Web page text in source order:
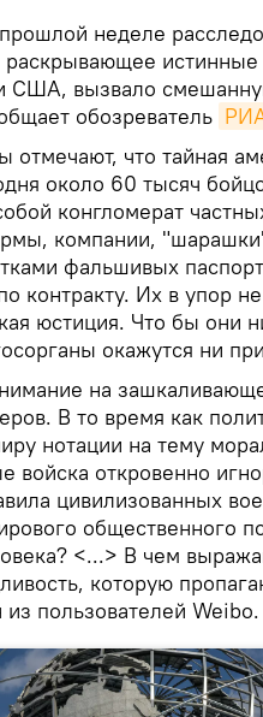
неделе
США, вызвало
обозреватель
отмечают, что тайная
около 60 тысяч
конгломерат
компании,
фальшивых
контракту. Их в упор
юстиция. Что бы они
окажутся ни
на
В то время как
нотации на тему
войска откровенно
цивилизованных
общественного
<...> В чем
которую
пользователей Weibo.